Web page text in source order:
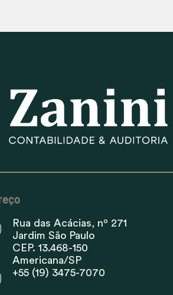
Rua das Acácias, nº 271
Jardim São Paulo
CEP. 13.468-150
Americana/SP
+55 (19) 3475-7070